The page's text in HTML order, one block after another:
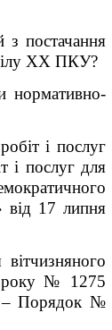
постачання
XX ПКУ?
нормативно-
і послуг
і послуг для
від 17 липня
року № 1275
– Порядок №